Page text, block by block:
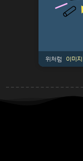
위처럼 이미지